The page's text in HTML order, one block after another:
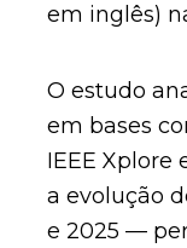
em inglês)
O estudo
em bases
IEEE Xplore
a evolução
e 2025 —